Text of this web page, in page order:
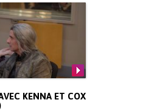
KENNA ET COX